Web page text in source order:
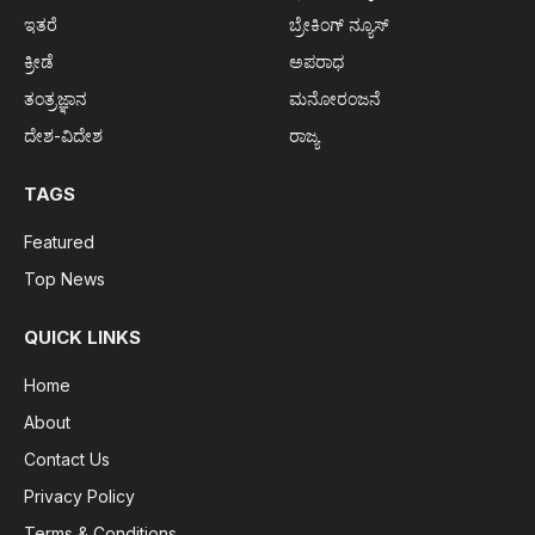
ಇತರೆ
ಕ್ರೀಡೆ
ತಂತ್ರಜ್ಞಾನ
ದೇಶ-ವಿದೇಶ
ಬ್ರೇಕಿಂಗ್ ನ್ಯೂಸ್
ಅಪರಾಧ
ಮನೋರಂಜನೆ
ರಾಜ್ಯ
TAGS
Featured
Top News
QUICK LINKS
Home
About
Contact Us
Privacy Policy